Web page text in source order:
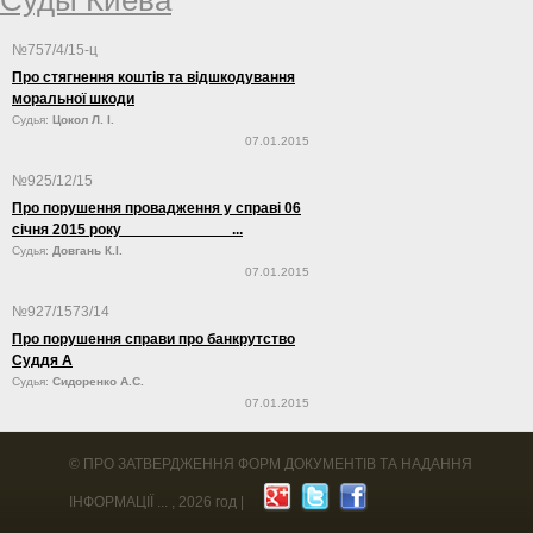
№757/4/15-ц
Про стягнення коштів та відшкодування
моральної шкоди
Судья: Цокол Л. І.
07.01.2015
№925/12/15
Про порушення провадження у справі 06
січня 2015 року ...
Судья: Довгань К.І.
07.01.2015
№927/1573/14
Про порушення справи про банкрутство
Суддя А
Судья: Сидоренко А.С.
07.01.2015
© ПРО ЗАТВЕРДЖЕННЯ ФОРМ ДОКУМЕНТІВ ТА НАДАННЯ
ІНФОРМАЦІЇ ... , 2026 год |